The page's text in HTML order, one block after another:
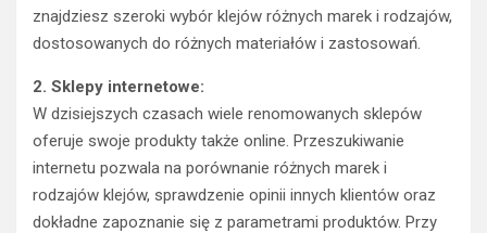
znajdziesz szeroki wybór klejów różnych marek i rodzajów,
dostosowanych do różnych materiałów i zastosowań.
2. Sklepy internetowe:
W dzisiejszych czasach wiele renomowanych sklepów
oferuje swoje produkty także online. Przeszukiwanie
internetu pozwala na porównanie różnych marek i
rodzajów klejów, sprawdzenie opinii innych klientów oraz
dokładne zapoznanie się z parametrami produktów. Przy